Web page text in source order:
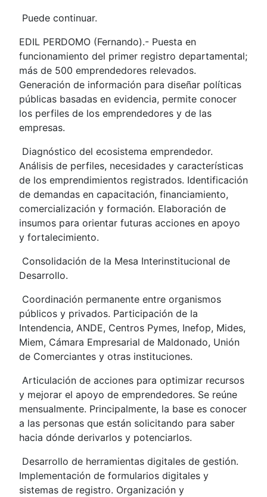
Puede continuar.
EDIL PERDOMO (Fernando).- Puesta en
funcionamiento del primer registro departamental;
más de 500 emprendedores relevados.
Generación de información para diseñar políticas
públicas basadas en evidencia, permite conocer
los perfiles de los emprendedores y de las
empresas.
Diagnóstico del ecosistema emprendedor.
Análisis de perfiles, necesidades y características
de los emprendimientos registrados. Identificación
de demandas en capacitación, financiamiento,
comercialización y formación. Elaboración de
insumos para orientar futuras acciones en apoyo
y fortalecimiento.
Consolidación de la Mesa Interinstitucional de
Desarrollo.
Coordinación permanente entre organismos
públicos y privados. Participación de la
Intendencia, ANDE, Centros Pymes, Inefop, Mides,
Miem, Cámara Empresarial de Maldonado, Unión
de Comerciantes y otras instituciones.
Articulación de acciones para optimizar recursos
y mejorar el apoyo de emprendedores. Se reúne
mensualmente. Principalmente, la base es conocer
a las personas que están solicitando para saber
hacia dónde derivarlos y potenciarlos.
Desarrollo de herramientas digitales de gestión.
Implementación de formularios digitales y
sistemas de registro. Organización y